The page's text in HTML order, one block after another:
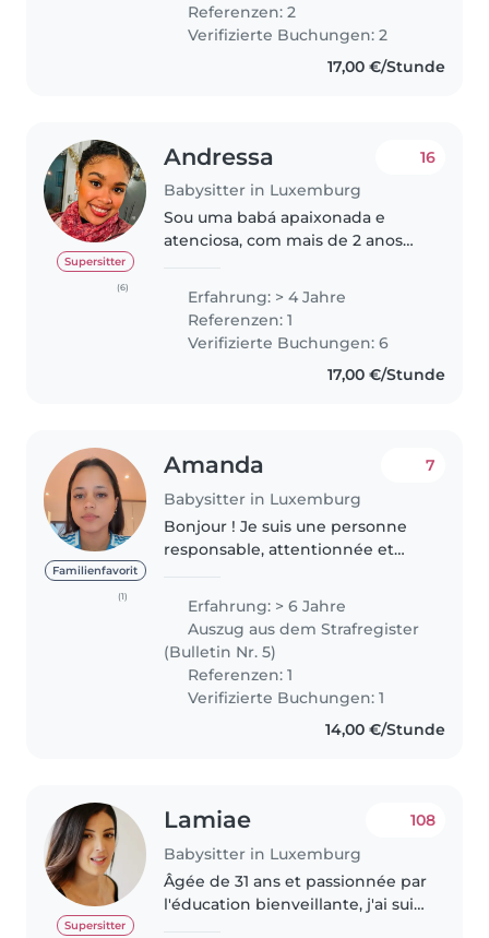
Referenzen: 2
Verifizierte Buchungen: 2
17,00 €/Stunde
Supersitter
(6)
Andressa
Babysitter in Luxemburg
16
Sou uma babá apaixonada e
atenciosa, com mais de 2 anos
bebês, crianças pequenas e pré-
escolares. Sou responsável,
empática e adoro passar tempo
Erfahrung: > 4 Jahre
Referenzen: 1
Verifizierte Buchungen: 6
17,00 €/Stunde
Familienfavorit
(1)
Amanda
Babysitter in Luxemburg
7
Bonjour ! Je suis une personne
responsable, attentionnée et
toujours aimé passer du temps
avec eux et je suis convaincue
que chaque enfant mérite 1..
Erfahrung: > 6 Jahre
Auszug aus dem Strafregister
(Bulletin Nr. 5)
Referenzen: 1
Verifizierte Buchungen: 1
14,00 €/Stunde
Supersitter
Lamiae
Babysitter in Luxemburg
108
Âgée de 31 ans et passionnée par
l'éducation bienveillante, j'ai suivi